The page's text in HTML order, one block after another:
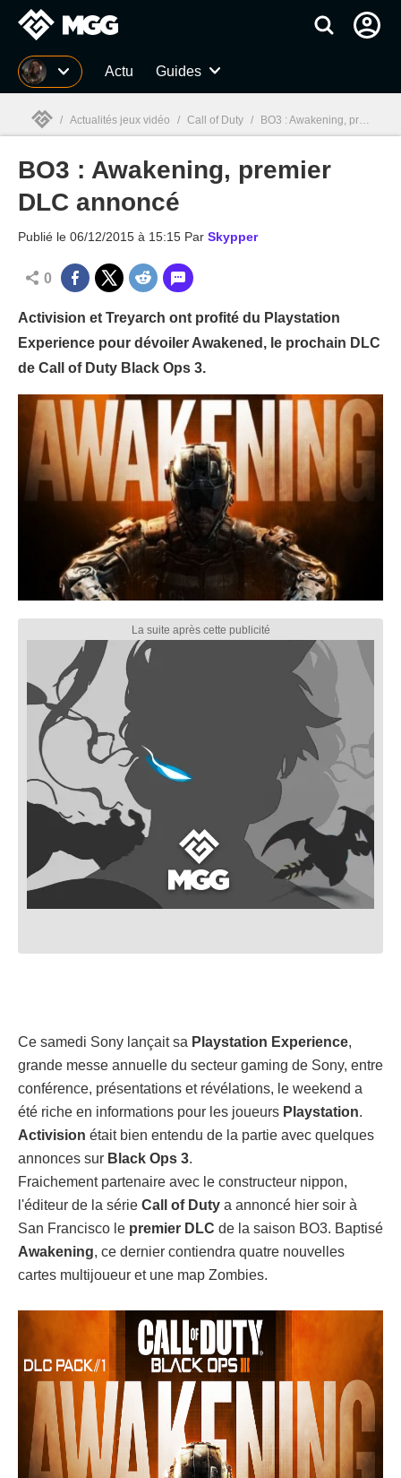
MGG Actu Guides
MGG
/ Actualités jeux vidéo / Call of Duty / BO3 : Awakening, premier DLC annoncé
BO3 : Awakening, premier
DLC annoncé
Publié le 06/12/2015 à 15:15 Par Skypper
0
Activision et Treyarch ont profité du Playstation
Experience pour dévoiler Awakened, le prochain DLC
de Call of Duty Black Ops 3.
Ce samedi Sony lançait sa Playstation Experience,
grande messe annuelle du secteur gaming de Sony, entre
conférence, présentations et révélations, le weekend a
été riche en informations pour les joueurs Playstation.
Activision était bien entendu de la partie avec quelques
annonces sur Black Ops 3.
Fraichement partenaire avec le constructeur nippon,
l'éditeur de la série Call of Duty a annoncé hier soir à
San Francisco le premier DLC de la saison BO3. Baptisé
Awakening, ce dernier contiendra quatre nouvelles
cartes multijoueur et une map Zombies.